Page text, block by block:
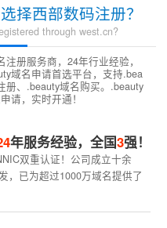
择西部数码注册？
through west.cn?
册服务商，24年行业经验，
域名申请首选平台，支持.bea
册、.beauty域名购买。.beauty
请，实时开通！
年服务经验，全国3强！
双重认证！公司成立十余
，已为超过1000万域名提供了